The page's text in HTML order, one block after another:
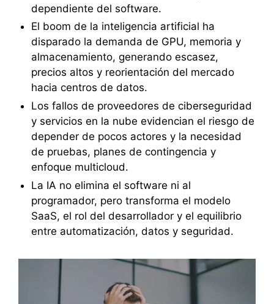
dependiente del software.
El boom de la inteligencia artificial ha
disparado la demanda de GPU, memoria y
almacenamiento, generando escasez,
precios altos y reorientación del mercado
hacia centros de datos.
Los fallos de proveedores de ciberseguridad
y servicios en la nube evidencian el riesgo de
depender de pocos actores y la necesidad
de pruebas, planes de contingencia y
enfoque multicloud.
La IA no elimina el software ni al
programador, pero transforma el modelo
SaaS, el rol del desarrollador y el equilibrio
entre automatización, datos y seguridad.